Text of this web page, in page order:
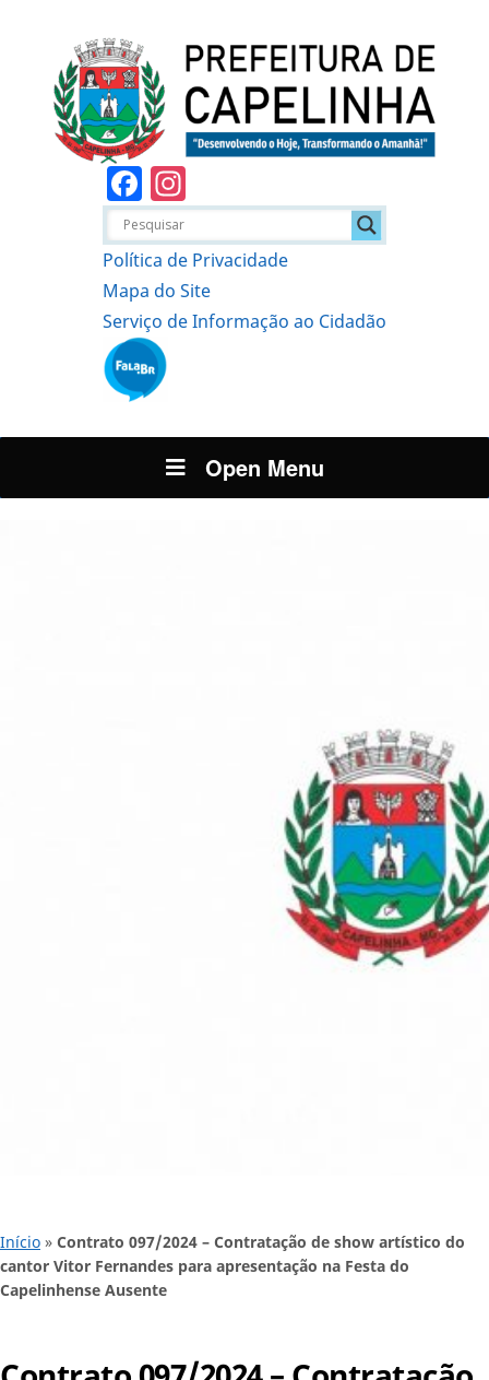
Facebook
Política de Privacidade
Mapa do Site
Serviço de Informação ao Cidadão
Open Menu
Início » Contrato 097/2024 – Contratação de show artístico do
cantor Vitor Fernandes para apresentação na Festa do
Capelinhense Ausente